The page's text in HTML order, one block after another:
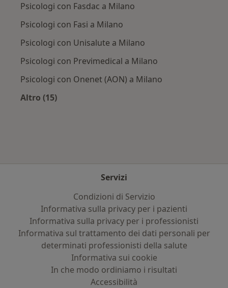
Psicologi con Fasdac a Milano
Psicologi con Fasi a Milano
Psicologi con Unisalute a Milano
Psicologi con Previmedical a Milano
Psicologi con Onenet (AON) a Milano
Altro (15)
Servizi
Condizioni di Servizio
Informativa sulla privacy per i pazienti
Informativa sulla privacy per i professionisti
Informativa sul trattamento dei dati personali per
determinati professionisti della salute
Informativa sui cookie
In che modo ordiniamo i risultati
Accessibilità